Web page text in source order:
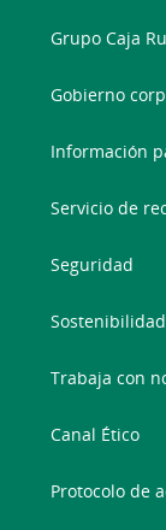
Grupo Caja
Gobierno
Información
Servicio de
Seguridad
Sostenibilidad
Trabaja con
Canal Ético
Protocolo de